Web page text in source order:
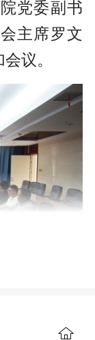
党委副书
主席罗文
议。